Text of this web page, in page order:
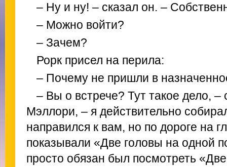
– Ну и ну! – сказал он. –
– Можно войти?
– Зачем?
Рорк присел на перила:
– Почему не пришли в
– Вы о встрече? Тут такое дело,
Мэллори, – я действительно
направился к вам, но по дороге на
показывали «Две головы на одной
просто обязан был посмотреть